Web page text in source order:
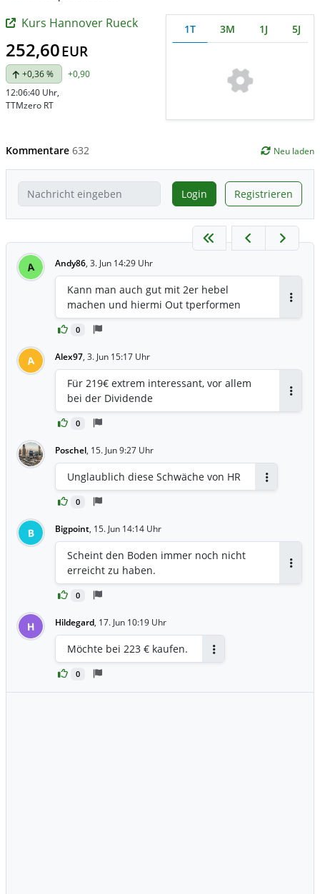
Kurs Hannover Rueck
252,60EUR
+0,36 %
+0,90
12:06:40 Uhr,
TTMzero RT
1T 3M 1J 5J
Kommentare 632 Neu laden
Login Registrieren
A Andy86, 3. Jun 14:29 Uhr
0
Kann man auch gut mit 2er hebel
machen und hiermi Out tperformen
A Alex97, 3. Jun 15:17 Uhr
0
Für 219€ extrem interessant, vor allem
bei der Dividende
Poschel, 15. Jun 9:27 Uhr
0
Unglaublich diese Schwäche von HR
B Bigpoint, 15. Jun 14:14 Uhr
0
Scheint den Boden immer noch nicht
erreicht zu haben.
H Hildegard, 17. Jun 10:19 Uhr
0
Möchte bei 223 € kaufen.